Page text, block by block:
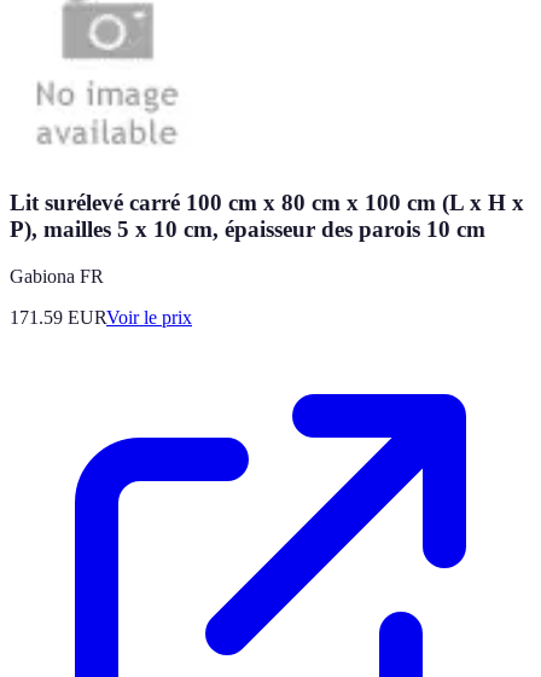
Lit surélevé carré 100 cm x 80 cm x 100 cm (L x H x
P), mailles 5 x 10 cm, épaisseur des parois 10 cm
Gabiona FR
171.59 EURVoir le prix